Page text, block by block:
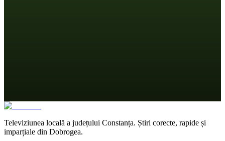
Televiziunea locală a județului Constanța. Știri corecte, rapide și
imparțiale din Dobrogea.